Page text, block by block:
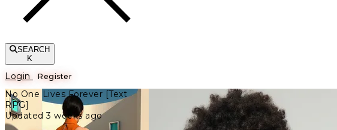
SEARCH
K
Login Register
No One Lives Forever [Text
RPG]
Updated 3 weeks ago